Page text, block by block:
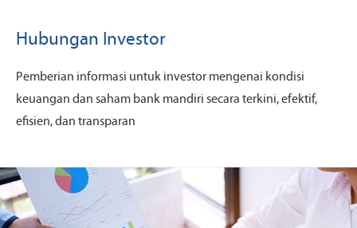
Hubungan Investor
Pemberian informasi untuk investor mengenai kondisi
keuangan dan saham bank mandiri secara terkini, efektif,
efisien, dan transparan